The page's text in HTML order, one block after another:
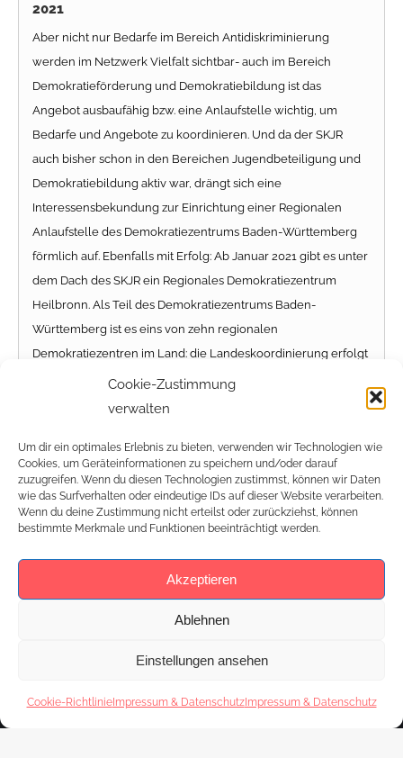
Cookie-Zustimmung
verwalten
Um dir ein optimales Erlebnis zu bieten, verwenden wir Technologien wie
Cookies, um Geräteinformationen zu speichern und/oder darauf
zuzugreifen. Wenn du diesen Technologien zustimmst, können wir Daten
wie das Surfverhalten oder eindeutige IDs auf dieser Website verarbeiten.
Wenn du deine Zustimmung nicht erteilst oder zurückziehst, können
bestimmte Merkmale und Funktionen beeinträchtigt werden.
Akzeptieren
Ablehnen
Einstellungen ansehen
Cookie-RichtlinieImpressum & DatenschutzImpressum & Datenschutz
2021
Aber nicht nur Bedarfe im Bereich Antidiskriminierung
werden im Netzwerk Vielfalt sichtbar- auch im Bereich
Demokratieförderung und Demokratiebildung ist das
Angebot ausbaufähig bzw. eine Anlaufstelle wichtig, um
Bedarfe und Angebote zu koordinieren. Und da der SKJR
auch bisher schon in den Bereichen Jugendbeteiligung und
Demokratiebildung aktiv war, drängt sich eine
Interessensbekundung zur Einrichtung einer Regionalen
Anlaufstelle des Demokratiezentrums Baden-Württemberg
förmlich auf. Ebenfalls mit Erfolg: Ab Januar 2021 gibt es unter
dem Dach des SKJR ein Regionales Demokratiezentrum
Heilbronn. Als Teil des Demokratiezentrums Baden-
Württemberg ist es eins von zehn regionalen
Demokratiezentren im Land: die Landeskoordinierung erfolgt
über die Jugendstiftung, im Auftrag des Ministeriums für
Soziales und Integration und gefördert vom
im Rahmen des Bundesprogramms Demokratie leben.